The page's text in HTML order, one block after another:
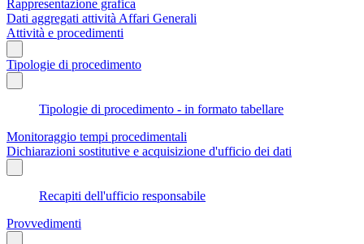
Rappresentazione grafica
Dati aggregati attività Affari Generali
Attività e procedimenti
Tipologie di procedimento
Tipologie di procedimento - in formato tabellare
Monitoraggio tempi procedimentali
Dichiarazioni sostitutive e acquisizione d'ufficio dei dati
Recapiti dell'ufficio responsabile
Provvedimenti